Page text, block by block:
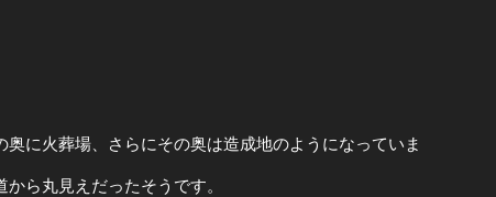
に火葬場、さらにその奥は造成地のようになっていま
ら丸見えだったそうです。